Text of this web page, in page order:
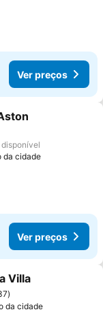
Ver preços
favoritos
da cidade
Ver preços
favoritos
Villa
da cidade